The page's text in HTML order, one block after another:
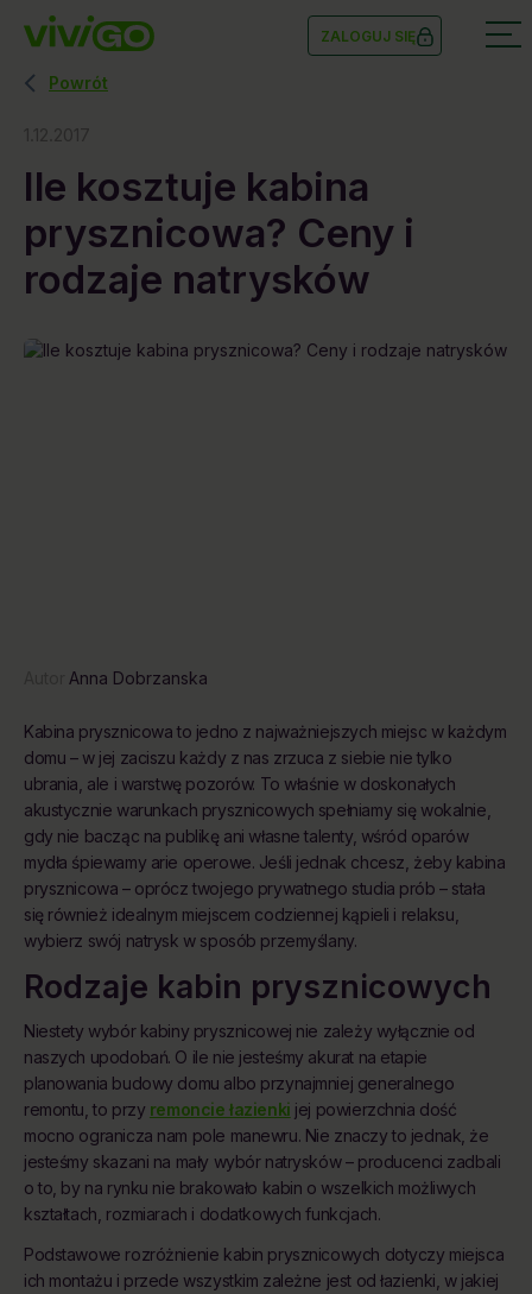
ZALOGUJ SIĘ
Powrót
Ile kosztuje kabina
prysznicowa? Ceny i
rodzaje natrysków
Anna Dobrzanska
Kabina prysznicowa to jedno z najważniejszych miejsc w każdym
domu – w jej zaciszu każdy z nas zrzuca z siebie nie tylko
ubrania, ale i warstwę pozorów. To właśnie w doskonałych
akustycznie warunkach prysznicowych spełniamy się wokalnie,
gdy nie bacząc na publikę ani własne talenty, wśród oparów
mydła śpiewamy arie operowe. Jeśli jednak chcesz, żeby kabina
prysznicowa – oprócz twojego prywatnego studia prób – stała
się również idealnym miejscem codziennej kąpieli i relaksu,
wybierz swój natrysk w sposób przemyślany.
Rodzaje kabin prysznicowych
Niestety wybór kabiny prysznicowej nie zależy wyłącznie od
naszych upodobań. O ile nie jesteśmy akurat na etapie
planowania budowy domu albo przynajmniej generalnego
remontu, to przy remoncie łazienki jej powierzchnia dość
mocno ogranicza nam pole manewru. Nie znaczy to jednak, że
jesteśmy skazani na mały wybór natrysków – producenci zadbali
o to, by na rynku nie brakowało kabin o wszelkich możliwych
kształtach, rozmiarach i dodatkowych funkcjach.
Podstawowe rozróżnienie kabin prysznicowych dotyczy miejsca
ich montażu i przede wszystkim zależne jest od łazienki, w jakiej